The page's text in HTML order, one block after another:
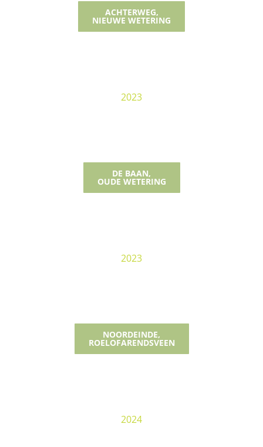
ACHTERWEG,
NIEUWE WETERING
2023
DE BAAN,
OUDE WETERING
2023
NOORDEINDE,
ROELOFARENDSVEEN
2024